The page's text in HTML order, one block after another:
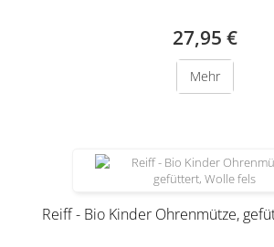
27,95 €
Mehr
Reiff - Bio Kinder Ohrenmütze,